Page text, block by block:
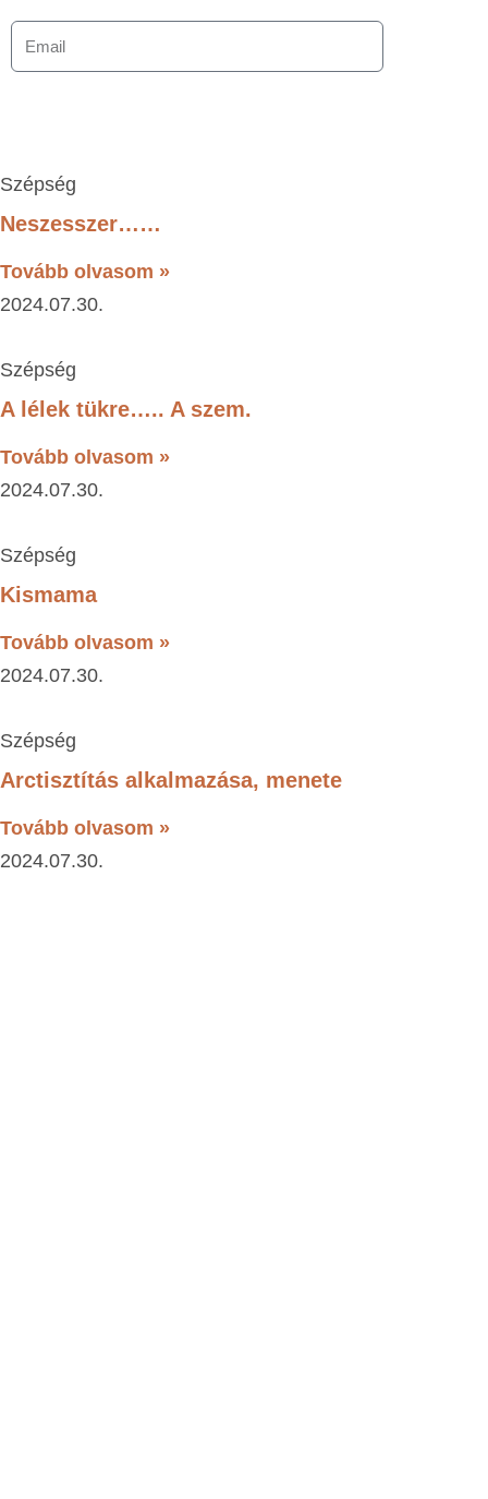
Szépség
Neszesszer……
Tovább olvasom »
2024.07.30.
Szépség
A lélek tükre….. A szem.
Tovább olvasom »
2024.07.30.
Szépség
Kismama
Tovább olvasom »
2024.07.30.
Szépség
Arctisztítás alkalmazása, menete
Tovább olvasom »
2024.07.30.